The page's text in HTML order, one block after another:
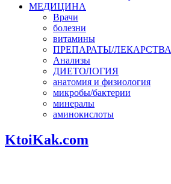
МЕДИЦИНА
Врачи
болезни
витамины
ПРЕПАРАТЫ/ЛЕКАРСТВА
Анализы
ДИЕТОЛОГИЯ
анатомия и физиология
микробы/бактерии
минералы
аминокислоты
KtoiKak.com